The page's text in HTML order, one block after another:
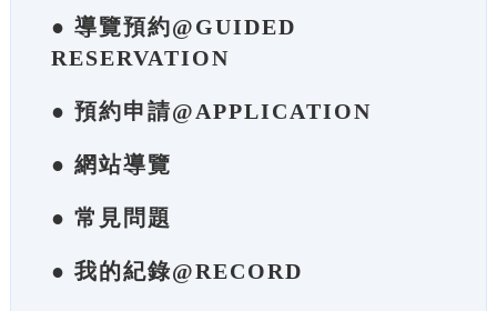
● 導覽預約@GUIDED
RESERVATION
● 預約申請@APPLICATION
● 網站導覽
● 常見問題
● 我的紀錄@RECORD